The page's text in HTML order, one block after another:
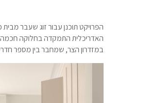
הפרויקט תוכנן עבור זוג שעבר
האדריכלית התמקדה בחלוקה חכמה
במזדרון הצר, שמחבר בין מספר
מודול 1